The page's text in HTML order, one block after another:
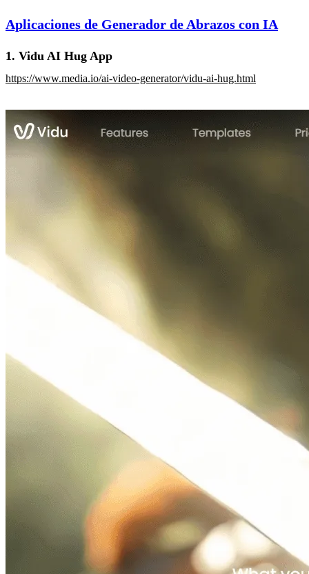
Aplicaciones de Generador de Abrazos con IA
1. Vidu AI Hug App
https://www.media.io/ai-video-generator/vidu-ai-hug.html